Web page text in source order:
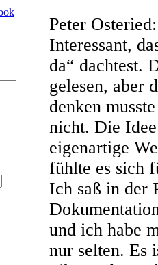
Peter
Interessant,
da“ dachtest.
gelesen, aber
denken
nicht. Die
eigenartige
fühlte es sich
Ich saß in der
und ich habe
nur selten. Es